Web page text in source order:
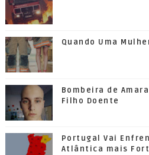
Quando Uma
Bombeira de
Filho Doente
Portugal Vai
Atlântica mais